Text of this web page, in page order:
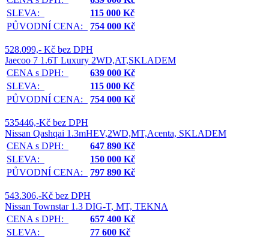
SLEVA:
115 000 Kč
PŮVODNÍ CENA:
754 000 Kč
528.099,- Kč bez DPH
Jaecoo 7 1.6T Luxury 2WD,AT,SKLADEM
CENA s DPH:
639 000 Kč
SLEVA:
115 000 Kč
PŮVODNÍ CENA:
754 000 Kč
535446,-Kč bez DPH
Nissan Qashqai 1.3mHEV,2WD,MT,Acenta, SKLADEM
CENA s DPH:
647 890 Kč
SLEVA:
150 000 Kč
PŮVODNÍ CENA:
797 890 Kč
543.306,-Kč bez DPH
Nissan Townstar 1.3 DIG-T, MT, TEKNA
CENA s DPH:
657 400 Kč
SLEVA:
77 600 Kč